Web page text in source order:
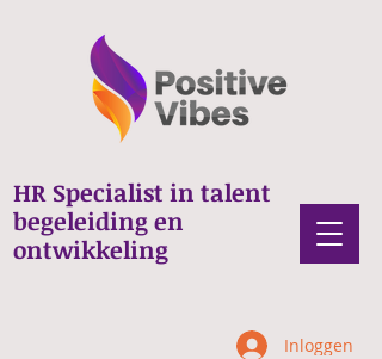
HR Specialist in talent
begeleiding en
ontwikkeling
Inloggen